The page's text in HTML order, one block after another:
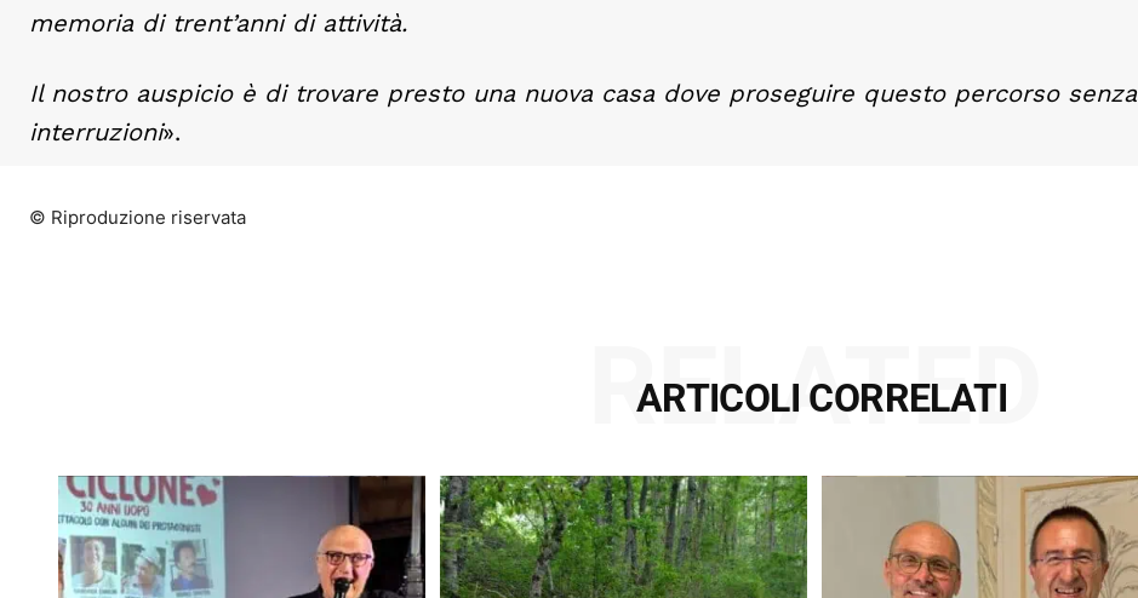
memoria di trent’anni di attività.
Il nostro auspicio è di trovare presto una nuova casa dove proseguire questo percorso senza
interruzioni».
© Riproduzione riservata
ARTICOLI CORRELATI
RELATED